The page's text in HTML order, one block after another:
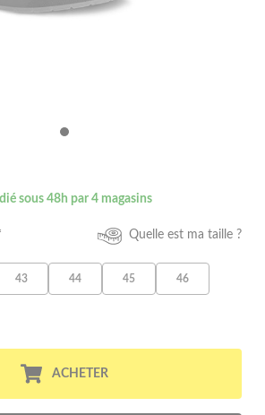
sous 48h par 4 magasins
Quelle est ma taille ?
43 44 45 46
ACHETER